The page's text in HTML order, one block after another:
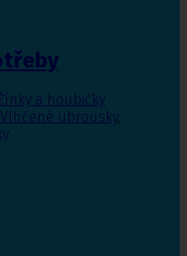
a houbičky
Vlhčené ubrousky,